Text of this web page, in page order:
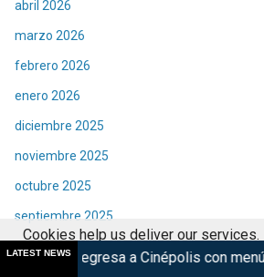
abril 2026
marzo 2026
febrero 2026
enero 2026
diciembre 2025
noviembre 2025
octubre 2025
septiembre 2025
agosto 2025
LATEST NEWS
a Cinépolis con menú y coleccionables
Cookies help us deliver our services.
services, you agree to our use of